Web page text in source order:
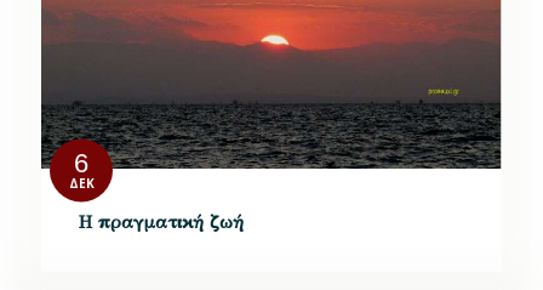
6
ΔΕΚ
Η πραγματική ζωή